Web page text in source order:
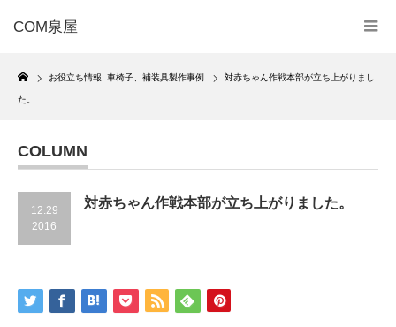
COM泉屋
Home
お役立ち情報 車椅子、補装具製作事例 対赤ちゃん作戦本部が立ち上がりまし
た。
COLUMN
12.29
2016
対赤ちゃん作戦本部が立ち上がりました。